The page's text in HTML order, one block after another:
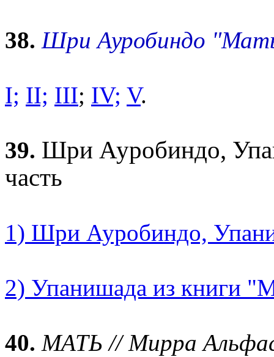
38. Шри Ауробиндо
I; II; III; IV; V.
39. Шри Ауробиндо,
часть
1) Шри Ауробиндо,
2) Упанишада из книги
40. МАТЬ // Мирра